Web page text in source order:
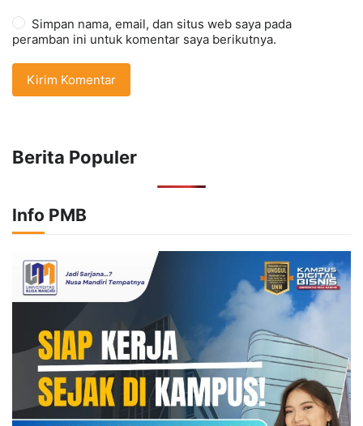
Simpan nama, email, dan situs web saya pada
peramban ini untuk komentar saya berikutnya.
Berita Populer
Info PMB